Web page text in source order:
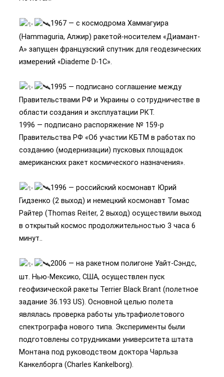
1967 — с космодрома Хаммагуира
(Hammaguria, Алжир) ракетой-носителем «Диамант-
A» запущен французский спутник для геодезических
измерений «Diademe D-1C».
1995 — подписано соглашение между
Правительствами РФ и Украины о сотрудничестве в
области создания и эксплуатации РКТ.
1996 — подписано распоряжение № 159-р
Правительства РФ «Об участии КБТМ в работах по
созданию (модернизации) пусковых площадок
американских ракет космического назначения».
1996 — российский космонавт Юрий
Гидзенко (2 выход) и немецкий космонавт Томас
Райтер (Thomas Reiter, 2 выход) осуществили выход
в открытый космос продолжительностью 3 часа 6
минут..
2006 — на ракетном полигоне Уайт-Сэндс,
шт. Нью-Мексико, США, осуществлен пуск
геофизической ракеты Terrier Black Brant (полетное
задание 36.193 US). Основной целью полета
являлась проверка работы ультрафиолетового
спектрографа нового типа. Эксперименты были
подготовлены сотрудниками университета штата
Монтана под руководством доктора Чарльза
Канкелборга (Charles Kankelborg).